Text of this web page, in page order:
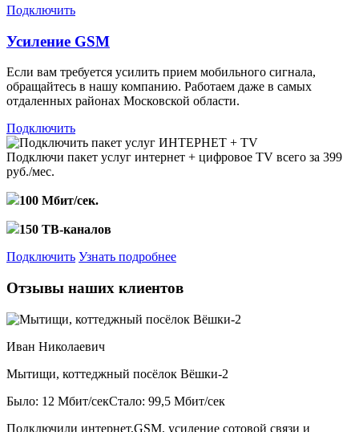
Подключить
Усиление GSM
Если вам требуется усилить прием мобильного сигнала,
обращайтесь в нашу компанию. Работаем даже в самых
отдаленных районах Московской области.
Подключить
Подключи пакет услуг интернет + цифровое TV всего за 399
руб./мес.
100 Мбит/сек.
150 ТВ-каналов
Подключить Узнать подробнее
Отзывы наших клиентов
Иван Николаевич
Мытищи, коттеджный посёлок Вёшки-2
Было: 12 Мбит/секСтало: 99,5 Мбит/сек
Подключили интернет,GSM, усиление сотовой связи и